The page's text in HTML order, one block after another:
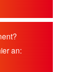
an: